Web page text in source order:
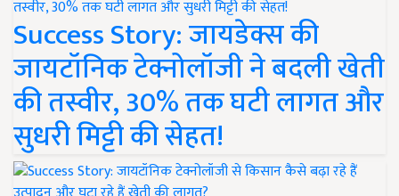
Success Story: जायडेक्स की
जायटॉनिक टेक्नोलॉजी ने बदली खेती
की तस्वीर, 30% तक घटी लागत और
सुधरी मिट्टी की सेहत!